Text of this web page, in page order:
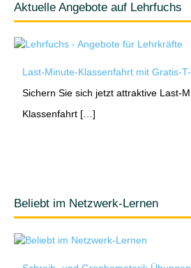
Aktuelle Angebote auf Lehrfuchs
Last-Minute-Klassenfahrt mit Gratis-
Sichern Sie sich jetzt attraktive Last-
Klassenfahrt […]
Beliebt im Netzwerk-Lernen